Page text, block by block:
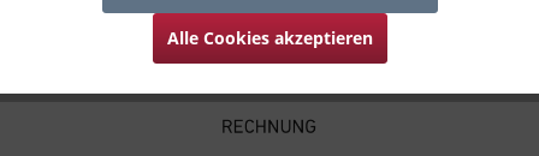
Alle Cookies akzeptieren